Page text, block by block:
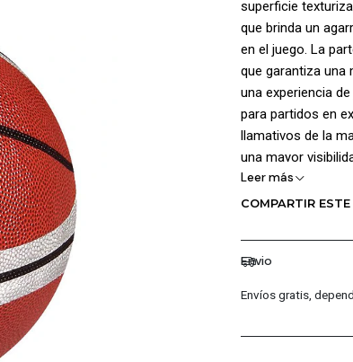
superficie
que brinda un
en el juego. La
que garantiza una
una experiencia
para partidos en
llamativos de la
una mayor
¡Tamaño de Balón!
Leer más
COMPARTIR
Envio
Envíos gratis,